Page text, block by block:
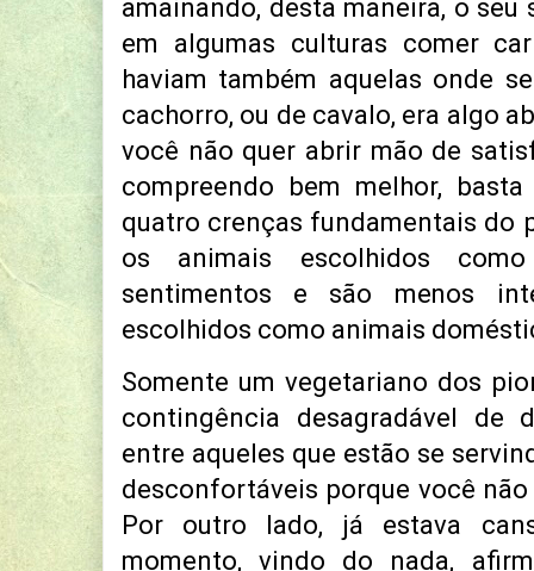
amainando, desta maneira, o
em algumas culturas comer
haviam também aquelas onde
cachorro, ou de cavalo, era algo
você não quer abrir mão de
compreendo bem melhor,
quatro crenças fundamentais do
os animais escolhidos
sentimentos e são menos
escolhidos como animais
Somente um vegetariano dos
contingência desagradável de
entre aqueles que estão se
desconfortáveis porque você
Por outro lado, já estava
momento, vindo do nada,